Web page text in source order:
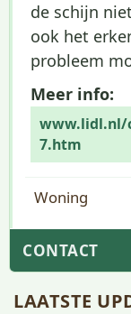
de schijn
ook het
probleem
Meer info:
www.lidl.nl/
7.htm
Woning
CONTACT
LAATSTE